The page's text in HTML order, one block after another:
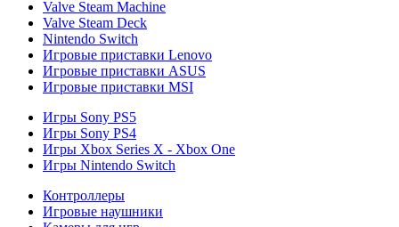
Valve Steam Machine
Valve Steam Deck
Nintendo Switch
Игровые приставки Lenovo
Игровые приставки ASUS
Игровые приставки MSI
Игры Sony PS5
Игры Sony PS4
Игры Xbox Series X - Xbox One
Игры Nintendo Switch
Контроллеры
Игровые наушники